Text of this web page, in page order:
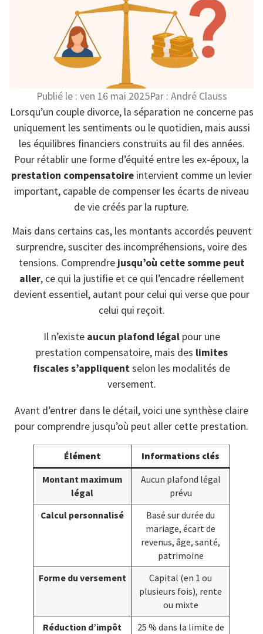
Publié le : ven 16 mai 2025Par : André Clauss
Lorsqu’un couple divorce, la séparation ne concerne pas
uniquement les sentiments ou le quotidien, mais aussi
les équilibres financiers construits au fil des années.
Pour rétablir une forme d’équité entre les ex-époux, la
prestation compensatoire intervient comme un levier
important, capable de compenser les écarts de niveau
de vie créés par la rupture.
Mais dans certains cas, les montants accordés peuvent
surprendre, susciter des incompréhensions, voire des
tensions. Comprendrejusqu’où cette somme peut
aller, ce qui la justifie et ce qui l’encadre réellement
devient essentiel, autant pour celui qui verse que pour
celui qui reçoit.
Il n’existe aucun plafond légalpour une
prestation compensatoire, mais des limites
fiscales s’appliquentselon les modalités de
versement.
Avant d’entrer dans le détail, voici une synthèse claire
pour comprendre jusqu’où peut aller cette prestation.
Élément
Informations clés
Montant maximum
légal
Aucun plafond légal
prévu
Calcul personnalisé
Basé sur durée du
mariage, écart de
revenus, âge, santé,
patrimoine
Forme du versement
Capital (en 1 ou
plusieurs fois), rente
ou mixte
Réduction d’impôt
25 % dans la limite de